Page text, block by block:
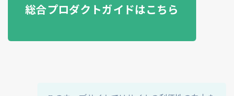
総合プロダクトガイドはこちら